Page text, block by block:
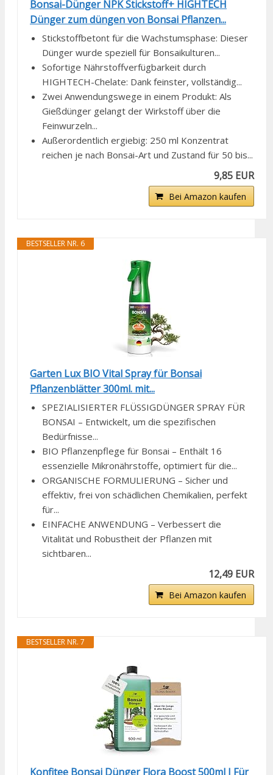
Bonsai-Dünger NPK Stickstoff+ HIGHTECH
Dünger zum düngen von Bonsai Pflanzen...
Stickstoffbetont für die Wachstumsphase: Dieser
Dünger wurde speziell für Bonsaikulturen...
Sofortige Nährstoffverfügbarkeit durch
HIGHTECH-Chelate: Dank feinster, vollständig...
Zwei Anwendungswege in einem Produkt: Als
Gießdünger gelangt der Wirkstoff über die
Feinwurzeln...
Außerordentlich ergiebig: 250 ml Konzentrat
reichen je nach Bonsai-Art und Zustand für 50 bis...
9,85 EUR
Bei Amazon kaufen
BESTSELLER NR. 6
Garten Lux BIO Vital Spray für Bonsai
Pflanzenblätter 300ml. mit...
SPEZIALISIERTER FLÜSSIGDÜNGER SPRAY FÜR
BONSAI – Entwickelt, um die spezifischen
Bedürfnisse...
BIO Pflanzenpflege für Bonsai – Enthält 16
essenzielle Mikronährstoffe, optimiert für die...
ORGANISCHE FORMULIERUNG – Sicher und
effektiv, frei von schädlichen Chemikalien, perfekt
für...
EINFACHE ANWENDUNG – Verbessert die
Vitalität und Robustheit der Pflanzen mit
sichtbaren...
12,49 EUR
Bei Amazon kaufen
BESTSELLER NR. 7
Konfitee Bonsai Dünger Flora Boost 500ml I Für